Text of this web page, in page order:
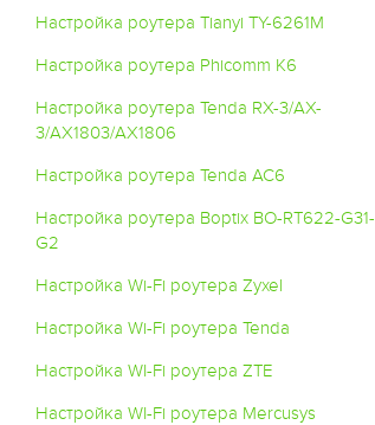
Настройка роутера Tianyi TY-6261M
Настройка роутера Phicomm K6
Настройка роутера Tenda RX-3/AX-
3/AX1803/AX1806
Настройка роутера Tenda AC6
Настройка роутера Boptix BO-RT622-G31-
G2
Настройка Wi-Fi роутера Zyxel
Настройка Wi-Fi роутера Tenda
Настройка WI-Fi роутера ZTE
Настройка WI-Fi роутера Mercusys